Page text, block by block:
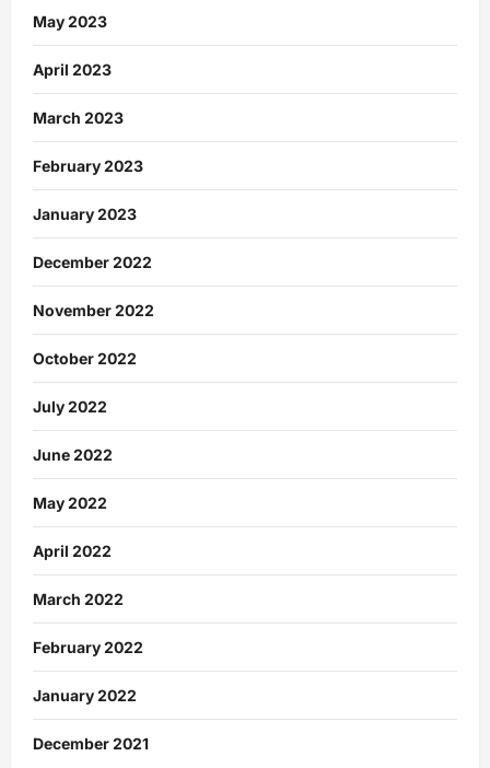
May 2023
April 2023
March 2023
February 2023
January 2023
December 2022
November 2022
October 2022
July 2022
June 2022
May 2022
April 2022
March 2022
February 2022
January 2022
December 2021